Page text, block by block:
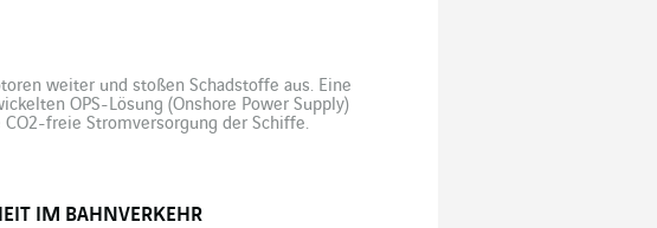
weiter und stoßen Schadstoffe aus. Eine
OPS-Lösung (Onshore Power Supply)
freie Stromversorgung der Schiffe.
IM BAHNVERKEHR